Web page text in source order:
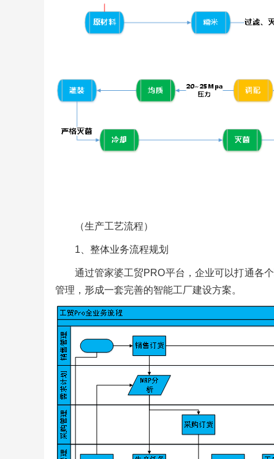
（生产工艺流程）
1、整体业务流程规划
通过管家婆工贸PRO平台，企业可以打通各
管理，形成一套完善的智能工厂建设方案。